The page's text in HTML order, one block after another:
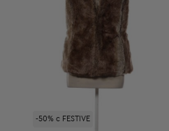
-50% с FESTIVE